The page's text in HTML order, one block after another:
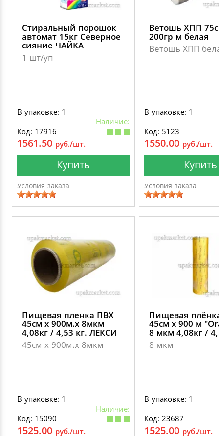
Стиральный порошок
автомат 15кг Северное
сияние ЧАЙКА
1 шт/уп
В упаковке: 1
Наличие:
Код: 17916
1561.50 руб./шт.
Купить
Условия заказа
Ветошь ХПП
200гр м белая
Ветошь ХПП
В упаковке: 1
Код: 5123
1550.00 руб./шт.
Купить
Условия заказа
Пищевая пленка ПВХ
45см х 900м.х 8мкм
4,08кг / 4,53 кг. ЛЕКСИ
45см х 900м.х 8мкм
В упаковке: 1
Наличие:
Код: 15090
1525.00 руб./шт.
Пищевая
45см х 900 м
8 мкм 4,08кг /
8 мкм
В упаковке: 1
Код: 23687
1525.00 руб./шт.